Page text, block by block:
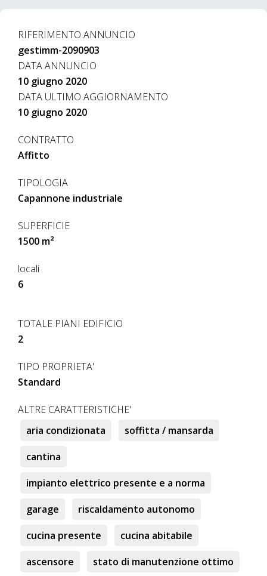
RIFERIMENTO ANNUNCIO
gestimm-2090903
DATA ANNUNCIO
10 giugno 2020
DATA ULTIMO AGGIORNAMENTO
10 giugno 2020
CONTRATTO
Affitto
TIPOLOGIA
Capannone industriale
SUPERFICIE
1500 m²
locali
6
TOTALE PIANI EDIFICIO
2
TIPO PROPRIETA'
Standard
ALTRE CARATTERISTICHE'
aria condizionata
soffitta / mansarda
cantina
impianto elettrico presente e a norma
garage
riscaldamento autonomo
cucina presente
cucina abitabile
ascensore
stato di manutenzione ottimo